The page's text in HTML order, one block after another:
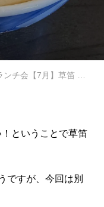
ンチ会【7月】草笛 上田店
ということで草笛
ですが、今回は別